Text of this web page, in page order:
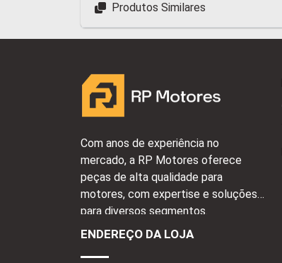
Produtos Similares
Com anos de experiência no
mercado, a RP Motores oferece
peças de alta qualidade para
motores, com expertise e soluções
para diversos segmentos.
ENDEREÇO DA LOJA